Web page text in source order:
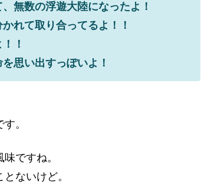
無数の浮遊大陸になったよ！
れて取り合ってるよ！！
！
思い出すっぽいよ！
。
ですね。
ないけど。